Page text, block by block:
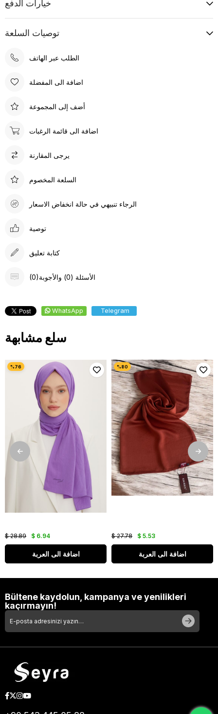
خيارات الدفع
توصيات السلعة
الطلب عبر الهاتف
اضافة الى المفضلة
أضف إلى المجموعة
اضافة الى قائمة الرغبات
يرجى المقارنة
السلعة المخصوم
الرجاء تنبيهي في حالة انخفاض الاسعار
توصية
كتابة تعليق
(0)الأسئلة (0) والأجوبة
WhatsApp Telegram
سلع مشابهة
$ 6.94
$ 28.89
اضافة الى العربة
$ 5.53
$ 27.78
اضافة الى العربة
Bültene kaydolun, kampanya ve yenilikleri
kaçırmayın!